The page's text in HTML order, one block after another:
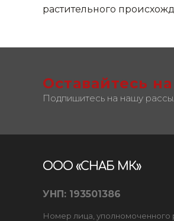
растительного
Оставайтесь
Подпишитесь на нашу
ООО «СНАБ МК»
УНП: 193501386
Номер лица, уполномоченного